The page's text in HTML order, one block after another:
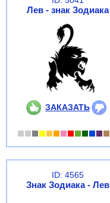
Лев - знак Зодиака
ЗАКАЗАТЬ
ID: 4565
Знак Зодиака - Лев